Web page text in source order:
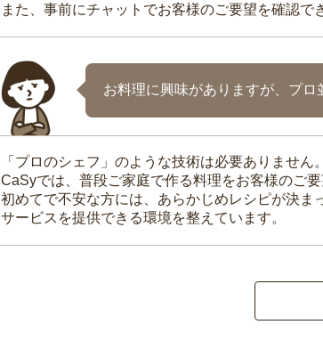
また、事前にチャットでお客様のご要望を確認で
お料理に興味がありますが、プ
「プロのシェフ」のような技術は必要ありません。
CaSyでは、普段ご家庭で作る料理をお客様のご
初めてで不安な方には、あらかじめレシピが決
サービスを提供できる環境を整えています。